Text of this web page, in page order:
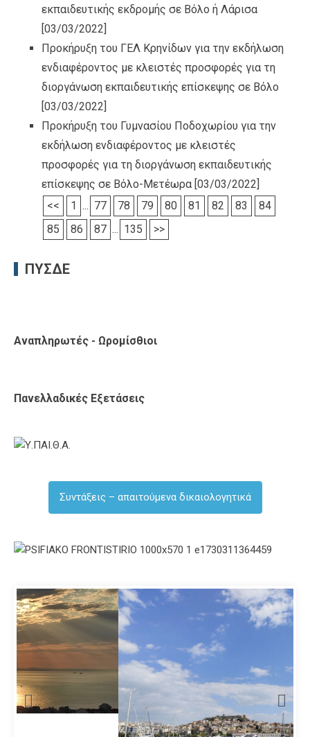
εκπαιδευτικής εκδρομής σε Βόλο ή Λάρισα
[03/03/2022]
Προκήρυξη του ΓΕΛ Κρηνίδων για την εκδήλωση
ενδιαφέροντος με κλειστές προσφορές για τη
διοργάνωση εκπαιδευτικής επίσκεψης σε Βόλο
[03/03/2022]
Προκήρυξη του Γυμνασίου Ποδοχωρίου για την
εκδήλωση ενδιαφέροντος με κλειστές
προσφορές για τη διοργάνωση εκπαιδευτικής
επίσκεψης σε Βόλο-Μετέωρα [03/03/2022]
<<
1 ... 77 78 79 80 81 82 83
84
85
86 87 ... 135 >>
ΠΥΣΔΕ
Αναπληρωτές - Ωρομίσθιοι
Πανελλαδικές Εξετάσεις
Συντάξεις – απαιτούμενα δικαιολογητικά